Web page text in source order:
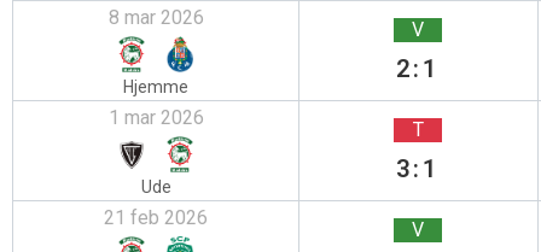
8 mar 2026
Hjemme
V
2:1
1 mar 2026
Ude
T
3:1
21 feb 2026 V